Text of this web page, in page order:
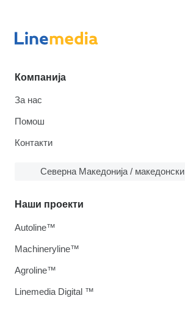
Компанија
За нас
Помош
Контакти
Северна Македонија / македонски
Наши проекти
Autoline™
Machineryline™
Agroline™
Linemedia Digital ™